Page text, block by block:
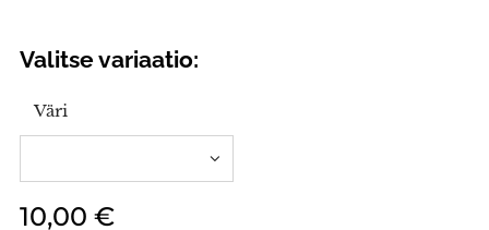
Valitse variaatio:
Väri
10,00 €